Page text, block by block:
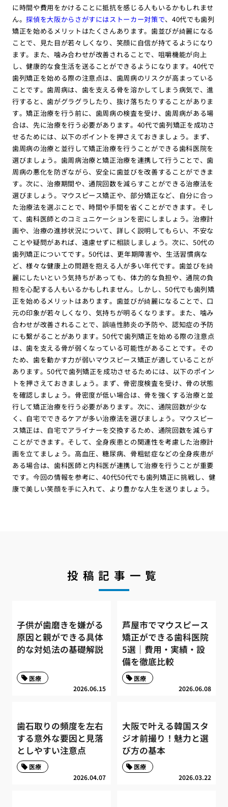
に時間や費用をかけることに抵抗を感じる人もいるかもしれませ
ん。探偵を大阪からさがすにはストーカー対策で、40代でも歯列
矯正を始めるメリットはたくさんあります。歯並びが綺麗になる
ことで、見た目が若々しくなり、笑顔に自信が持てるようになり
ます。また、噛み合わせが改善されることで、咀嚼機能が向上
し、健康的な食生活を送ることができるようになります。40代で
歯列矯正を始める際の注意点は、歯周病のリスクが高まっている
ことです。歯周病は、歯を支える骨を溶かしてしまう病気で、進
行すると、歯がグラグラしたり、抜け落ちたりすることがありま
す。矯正治療を行う前に、歯周病の検査を受け、歯周病がある場
合は、先に治療を行う必要があります。40代で歯列矯正を成功さ
せるためには、以下のポイントを押さえておきましょう。まず、
歯周病の治療と並行して矯正治療を行うことができる歯科医院を
選びましょう。歯周病治療と矯正治療を連携して行うことで、歯
周病の悪化を防ぎながら、安全に歯並びを改善することができま
す。次に、治療期間や、通院回数を減らすことができる治療法を
選びましょう。マウスピース矯正や、部分矯正など、自分に合っ
た治療法を選ぶことで、時間や手間を省くことができます。そし
て、歯科医師とのコミュニケーションを密にしましょう。治療計
画や、治療の進捗状況について、詳しく説明してもらい、不安な
ことや疑問があれば、遠慮せずに相談しましょう。次に、50代の
歯列矯正についてです。50代は、更年期障害や、生活習慣病な
ど、様々な健康上の問題を抱える人が多い年代です。歯並びを綺
麗にしたいという気持ちがあっても、体力的な負担や、通院の負
担を心配する人もいるかもしれません。しかし、50代でも歯列矯
正を始めるメリットはあります。歯並びが綺麗になることで、口
元の印象が若々しくなり、気持ちが明るくなります。また、噛み
合わせが改善されることで、誤嚥性肺炎の予防や、認知症の予防
にも繋がることがあります。50代で歯列矯正を始める際の注意点
は、歯を支える骨が弱くなっている可能性があることです。その
ため、歯を動かす力が弱いマウスピース矯正が適していることが
あります。50代で歯列矯正を成功させるためには、以下のポイン
トを押さえておきましょう。まず、骨密度検査を受け、骨の状態
を確認しましょう。骨密度が低い場合は、骨を強くする治療と並
行して矯正治療を行う必要があります。次に、通院回数が少な
く、自宅でできるケアが多い治療法を選びましょう。マウスピー
ス矯正は、自宅でアライナーを交換するため、通院回数を減らす
ことができます。そして、全身疾患との関連性を考慮した治療計
画を立てましょう。高血圧、糖尿病、骨粗鬆症などの全身疾患が
ある場合は、歯科医師と内科医が連携して治療を行うことが重要
です。今回の情報を参考に、40代50代でも歯列矯正に挑戦し、健
康で美しい笑顔を手に入れて、より豊かな人生を送りましょう。
投稿記事一覧
子供が歯磨きを嫌がる
原因と親ができる具体
的な対処法の基礎解説
2026.06.15
医療
芦屋市でマウスピース
矯正ができる歯科医院
5選｜費用・実績・設
備を徹底比較
2026.06.08
医療
歯石取りの頻度を左右
する意外な要因と見落
としやすい注意点
2026.04.07
医療
大阪で叶える韓国スタ
ジオ前撮り！魅力と選
び方の基本
2026.03.22
医療